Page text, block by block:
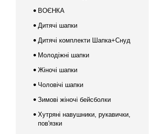
ВОЄНКА
Дитячі шапки
Дитячі комплекти Шапка+Снуд
Молодіжні шапки
Жіночі шапки
Чоловічі шапки
Зимові жіночі бейсболки
Хутряні навушники, рукавички,
пов'язки